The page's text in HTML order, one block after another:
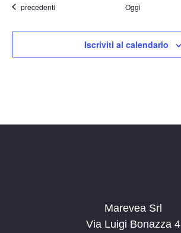
Eventi
precedenti Oggi
Iscriviti al calendario
Marevea Srl
Via Luigi Bonazza 4